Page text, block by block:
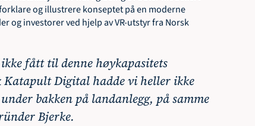
og illustrere konseptet på en moderne
og investorer ved hjelp av VR-utstyr fra Norsk
fått til denne høykapasitets
Digital hadde vi heller ikke
bakken på landanlegg, på samme
Bjerke.